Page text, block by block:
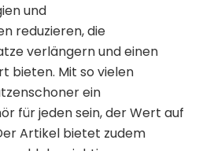
und
reduzieren, die
verlängern und einen
bieten. Mit so vielen
ein
für jeden sein, der Wert auf
Artikel bietet zudem